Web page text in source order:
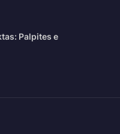
Palpites e